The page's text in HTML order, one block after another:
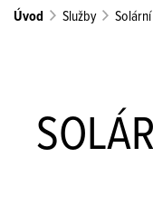
Úvod Služby